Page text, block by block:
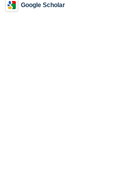
Google Scholar